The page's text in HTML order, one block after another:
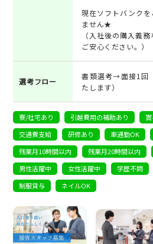
現在ソフトバンク
ません★
（入社後の購入義
ご安心ください。）
選考フロー
書類選考→面接1回
たします）
寮/社宅あり 引越費用の補助あり
交通費支給
研修あり 車通勤OK
残業月10時間以内
残業月20時間以内
男性活躍中
女性活躍中 学歴不問
制服貸与
ネイルOK